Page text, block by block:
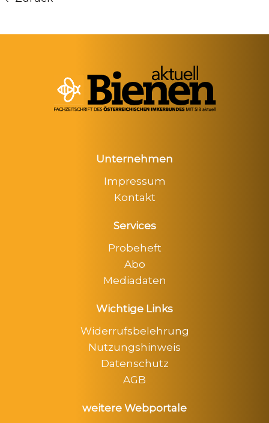
Unternehmen
Impressum
Kontakt
Services
Probeheft
Abo
Mediadaten
Wichtige Links
Widerrufsbelehrung
Nutzungshinweis
Datenschutz
AGB
weitere Webportale